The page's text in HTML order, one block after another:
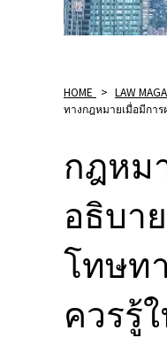
HOME > LAW
ทางกฎหมายเมื่อมีกา
กฎหม
อธิบา
โทษท
ควรรู้